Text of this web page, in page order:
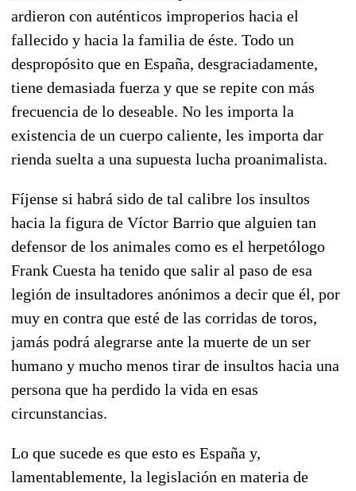
ardieron con auténticos improperios hacia el
fallecido y hacia la familia de éste. Todo un
despropósito que en España, desgraciadamente,
tiene demasiada fuerza y que se repite con más
frecuencia de lo deseable. No les importa la
existencia de un cuerpo caliente, les importa dar
rienda suelta a una supuesta lucha proanimalista.
Fíjense si habrá sido de tal calibre los insultos
hacia la figura de Víctor Barrio que alguien tan
defensor de los animales como es el herpetólogo
Frank Cuesta ha tenido que salir al paso de esa
legión de insultadores anónimos a decir que él, por
muy en contra que esté de las corridas de toros,
jamás podrá alegrarse ante la muerte de un ser
humano y mucho menos tirar de insultos hacia una
persona que ha perdido la vida en esas
circunstancias.
Lo que sucede es que esto es España y,
lamentablemente, la legislación en materia de